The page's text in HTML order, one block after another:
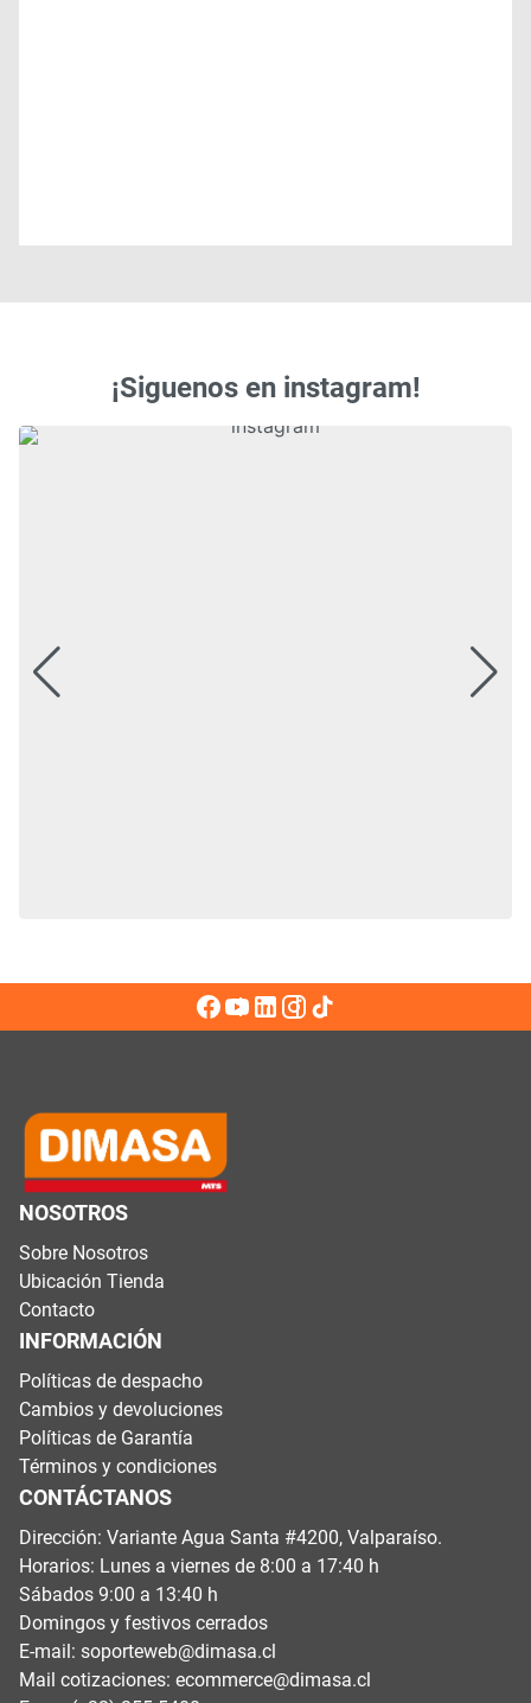
¡Siguenos en instagram!
NOSOTROS
Sobre Nosotros
Ubicación Tienda
Contacto
INFORMACIÓN
Políticas de despacho
Cambios y devoluciones
Políticas de Garantía
Términos y condiciones
CONTÁCTANOS
Dirección: Variante Agua Santa #4200, Valparaíso.
Horarios: Lunes a viernes de 8:00 a 17:40 h
Sábados 9:00 a 13:40 h
Domingos y festivos cerrados
E-mail: soporteweb@dimasa.cl
Mail cotizaciones: ecommerce@dimasa.cl